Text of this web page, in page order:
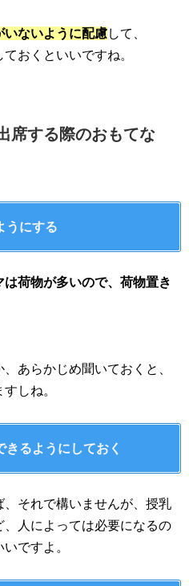
いないように配慮して、
おくといいですね。
席する際のおもてな
うにする
荷物が多いので、荷物置き
あらかじめ聞いておくと、
しね。
るようにしておく
それで構いませんが、授乳
人によっては必要になるの
ですよ。